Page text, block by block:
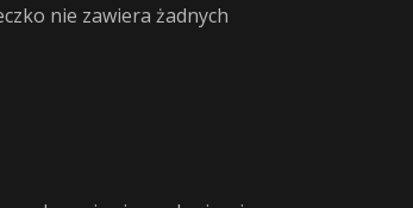
nie zawiera żadnych